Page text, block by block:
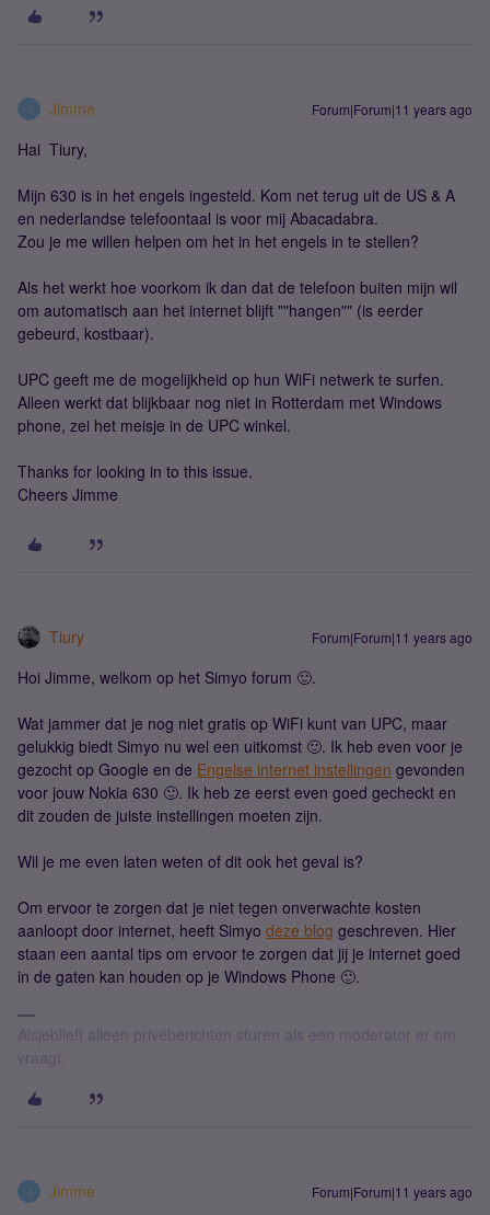
J Jimme Forum|Forum|11 years ago
Hai Tiury,
Mijn 630 is in het engels ingesteld. Kom net terug uit de US & A
en nederlandse telefoontaal is voor mij Abacadabra.
Zou je me willen helpen om het in het engels in te stellen?
Als het werkt hoe voorkom ik dan dat de telefoon buiten mijn wil
om automatisch aan het internet blijft ""hangen"" (is eerder
gebeurd, kostbaar).
UPC geeft me de mogelijkheid op hun WiFi netwerk te surfen.
Alleen werkt dat blijkbaar nog niet in Rotterdam met Windows
phone, zei het meisje in de UPC winkel.
Thanks for looking in to this issue.
Cheers Jimme
Tiury Forum|Forum|11 years ago
Hoi Jimme, welkom op het Simyo forum 🙂.
Wat jammer dat je nog niet gratis op WiFi kunt van UPC, maar
gelukkig biedt Simyo nu wel een uitkomst 🙂. Ik heb even voor je
gezocht op Google en de Engelse internet instellingen gevonden
voor jouw Nokia 630 🙂. Ik heb ze eerst even goed gecheckt en
dit zouden de juiste instellingen moeten zijn.
Wil je me even laten weten of dit ook het geval is?
Om ervoor te zorgen dat je niet tegen onverwachte kosten
aanloopt door internet, heeft Simyo deze blog geschreven. Hier
staan een aantal tips om ervoor te zorgen dat jij je internet goed
in de gaten kan houden op je Windows Phone 🙂.
Alsjeblieft alleen privéberichten sturen als een moderator er om
vraagt.
J Jimme Forum|Forum|11 years ago